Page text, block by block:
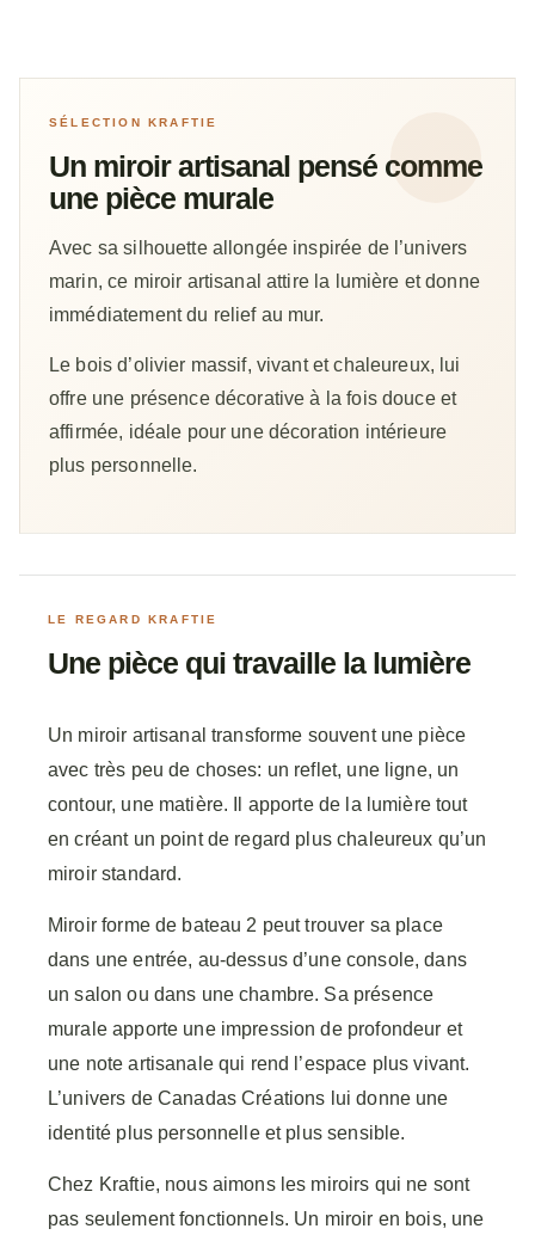
SÉLECTION KRAFTIE
Un miroir artisanal pensé comme
une pièce murale
Avec sa silhouette allongée inspirée de l’univers
marin, ce miroir artisanal attire la lumière et donne
immédiatement du relief au mur.
Le bois d’olivier massif, vivant et chaleureux, lui
offre une présence décorative à la fois douce et
affirmée, idéale pour une décoration intérieure
plus personnelle.
LE REGARD KRAFTIE
Une pièce qui travaille la lumière
Un miroir artisanal transforme souvent une pièce
avec très peu de choses: un reflet, une ligne, un
contour, une matière. Il apporte de la lumière tout
en créant un point de regard plus chaleureux qu’un
miroir standard.
Miroir forme de bateau 2 peut trouver sa place
dans une entrée, au-dessus d’une console, dans
un salon ou dans une chambre. Sa présence
murale apporte une impression de profondeur et
une note artisanale qui rend l’espace plus vivant.
L’univers de Canadas Créations lui donne une
identité plus personnelle et plus sensible.
Chez Kraftie, nous aimons les miroirs qui ne sont
pas seulement fonctionnels. Un miroir en bois, une